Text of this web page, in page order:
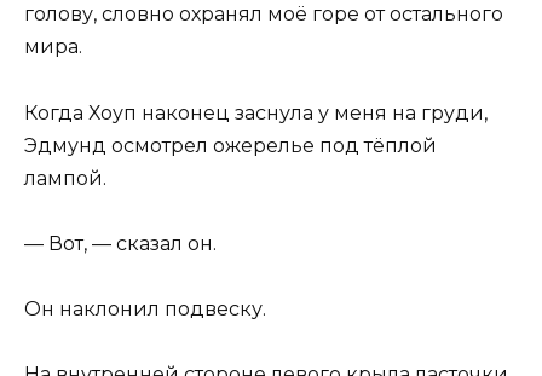
голову, словно охранял моё горе от остального
мира.
Когда Хоуп наконец заснула у меня на груди,
Эдмунд осмотрел ожерелье под тёплой
лампой.
— Вот, — сказал он.
Он наклонил подвеску.